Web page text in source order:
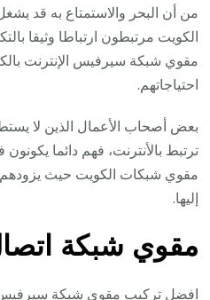
من أن البحر والاستمتاع به قد
الكويت مرتبطون ارتباطا وثيقا
مقوي شبكة سيرفيس الإنترنت
احتياجاتهم.
بعض أصحاب الأعمال الذين لا
ترتبط بالأنترنت، فهم دائما
مقوي شبكات الكويت حيث يزودهم
إليها.
مقوي شبكة
افضل تركيب مقوي شبكة سيرفيس